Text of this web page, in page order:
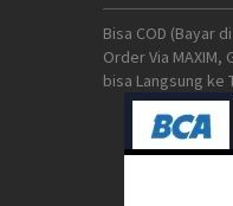
Bisa COD (Bayar
Order Via MAXIM,
bisa Langsung ke